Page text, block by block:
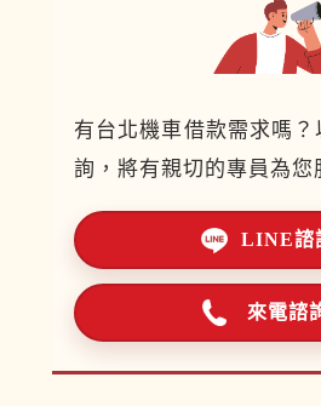
有台北機車借款需求嗎
詢，將有親切的專員為您
LINE諮
來電諮